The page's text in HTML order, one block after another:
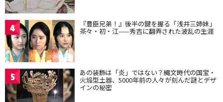
4 『豊臣兄弟！』後半の鍵を握る「浅井三姉妹」
茶々・初・江——秀吉に翻弄された波乱の生涯
5 あの装飾は「炎」ではない？縄文時代の国宝・
火焔型土器、5000年前の人々が刻んだ謎とデザ
インの秘密